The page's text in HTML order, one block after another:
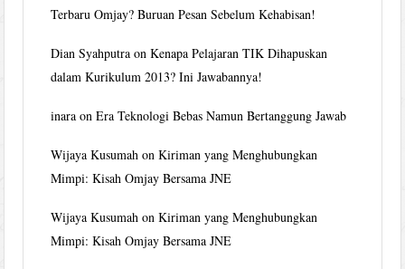
Terbaru Omjay? Buruan Pesan Sebelum Kehabisan!
Dian Syahputra onKenapa Pelajaran TIK Dihapuskan
dalam Kurikulum 2013? Ini Jawabannya!
inara onEra Teknologi Bebas Namun Bertanggung Jawab
Wijaya Kusumah onKiriman yang Menghubungkan
Mimpi: Kisah Omjay Bersama JNE
Wijaya Kusumah onKiriman yang Menghubungkan
Mimpi: Kisah Omjay Bersama JNE